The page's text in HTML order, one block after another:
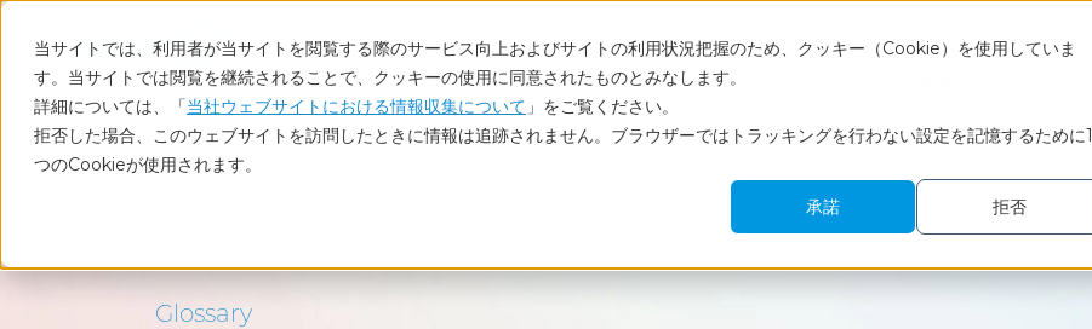
当サイトでは、利用者が当サイトを閲覧する際のサービス向上およびサイトの利用状況把握のため、クッキー（Cookie）を使用していま
す。当サイトでは閲覧を継続されることで、クッキーの使用に同意されたものとみなします。
詳細については、「当社ウェブサイトにおける情報収集について 」をご覧ください。
拒否した場合、このウェブサイトを訪問したときに情報は追跡されません。ブラウザーではトラッキングを行わない設定を記憶するために1
つのCookieが使用されます。
承諾
拒否
サービス 調査レポート・コラム
ホーム 調査・統計用語集
Glossary